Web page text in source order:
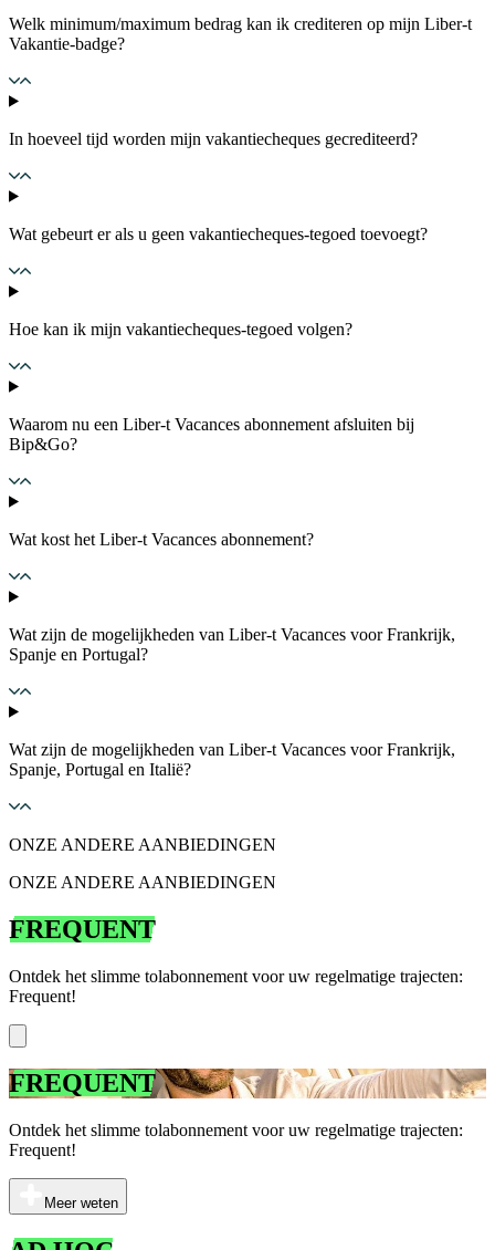
Welk minimum/maximum bedrag kan ik crediteren op mijn Liber-t
Vakantie-badge?
In hoeveel tijd worden mijn vakantiecheques gecrediteerd?
Wat gebeurt er als u geen vakantiecheques-tegoed toevoegt?
Hoe kan ik mijn vakantiecheques-tegoed volgen?
Waarom nu een Liber-t Vacances abonnement afsluiten bij
Bip&Go?
Wat kost het Liber-t Vacances abonnement?
Wat zijn de mogelijkheden van Liber-t Vacances voor Frankrijk,
Spanje en Portugal?
Wat zijn de mogelijkheden van Liber-t Vacances voor Frankrijk,
Spanje, Portugal en Italië?
ONZE ANDERE AANBIEDINGEN
ONZE ANDERE AANBIEDINGEN
FREQUENT
Ontdek het slimme tolabonnement voor uw regelmatige trajecten:
Frequent!
FREQUENT
Ontdek het slimme tolabonnement voor uw regelmatige trajecten:
Frequent!
Meer weten